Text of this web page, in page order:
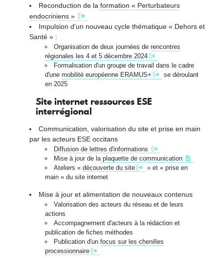
Reconduction de la formation « Perturbateurs
endocriniens »
Impulsion d'un nouveau cycle thématique « Dehors et
Santé » :
Organisation de deux journées de rencontres
régionales les 4 et 5 décembre 2024
Formalisation d'un groupe de travail dans le cadre
d'une mobilité européenne ERAMUS+
se déroulant
en 2025
Site internet ressources ESE
interrégional
Communication, valorisation du site et prise en main
par les acteurs ESE occitans
Diffusion de lettres d'informations
Mise à jour de laplaquette de communication
Ateliers « découverte du site
» et « prise en
main » du site internet
Mise à jour et alimentation de nouveaux contenus
Valorisation des acteurs du réseau et de leurs
actions
Accompagnement d'acteurs à la rédaction et
publication de fiches méthodes
Publication d'un focus sur les chenilles
processionnaire